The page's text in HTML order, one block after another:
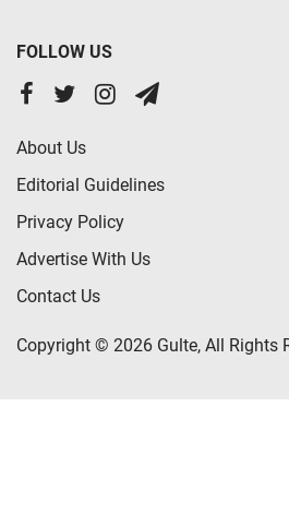
FOLLOW US
About Us
Editorial Guidelines
Privacy Policy
Advertise With Us
Contact Us
Copyright © 2026 Gulte, All Rights